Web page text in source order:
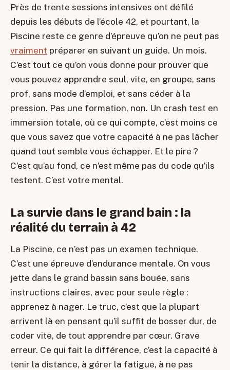
Près de trente sessions intensives ont défilé
depuis les débuts de l’école 42, et pourtant, la
Piscine reste ce genre d’épreuve qu’on ne peut pas
vraiment préparer en suivant un guide. Un mois.
C’est tout ce qu’on vous donne pour prouver que
vous pouvez apprendre seul, vite, en groupe, sans
prof, sans mode d’emploi, et sans céder à la
pression. Pas une formation, non. Un crash test en
immersion totale, où ce qui compte, c’est moins ce
que vous savez que votre capacité à ne pas lâcher
quand tout semble vous échapper. Et le pire ?
C’est qu’au fond, ce n’est même pas du code qu’ils
testent. C’est votre mental.
La survie dans le grand bain : la
réalité du terrain à 42
La Piscine, ce n’est pas un examen technique.
C’est une épreuve d’endurance mentale. On vous
jette dans le grand bassin sans bouée, sans
instructions claires, avec pour seule règle :
apprenez à nager. Le truc, c’est que la plupart
arrivent là en pensant qu’il suffit de bosser dur, de
coder vite, de tout apprendre par cœur. Grave
erreur. Ce qui fait la différence, c’est la capacité à
tenir la distance, à gérer la fatigue, à ne pas